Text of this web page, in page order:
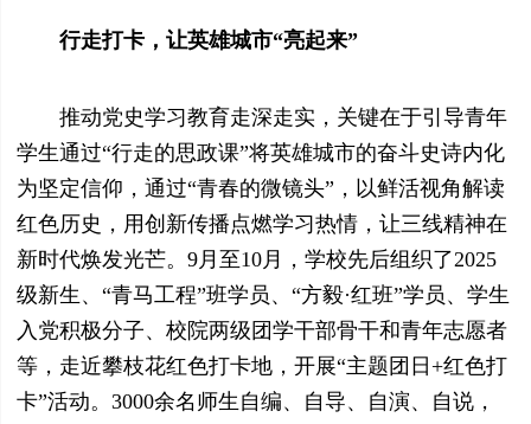
行走打卡，让英雄城市“亮起来”
推动党史学习教育走深走实，关键在于引导青年
学生通过“行走的思政课”将英雄城市的奋斗史诗内化
为坚定信仰，通过“青春的微镜头”，以鲜活视角解读
红色历史，用创新传播点燃学习热情，让三线精神在
新时代焕发光芒。9月至10月，学校先后组织了2025
级新生、“青马工程”班学员、“方毅·红班”学员、学生
入党积极分子、校院两级团学干部骨干和青年志愿者
等，走近攀枝花红色打卡地，开展“主题团日+红色打
卡”活动。3000余名师生自编、自导、自演、自说，